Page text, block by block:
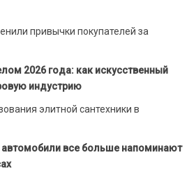
привычки покупателей за
2026 года: как искусственный
индустрию
элитной сантехники в
все больше напоминают